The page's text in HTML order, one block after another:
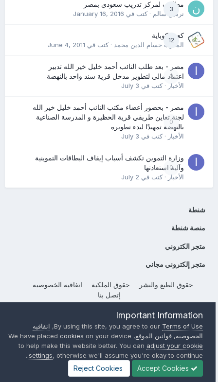
3
مطلوب لمركز تدريب سعودى بمصر
نرمين سالم· كتب في January 16, 2016
12
كعب كوباية
المدرب حسام الدين محمد· كتب في June 4, 2011
0
مصر - بعد طلب النائب أحمد خليل خير الله تدبير
اعتماد مالي لتطوير مدخل قرية سند واحد بالنهضة
الأخبار· كتب في July 3
0
مصر - بحضور أعضاء مكتب النائب أحمد خليل خير الله
لجنة تعاين طريقي قرية الحظيرة و المدرسة الصناعية
بالنهضة تمهيدًا لبدء تطويره
الأخبار· كتب في July 3
0
وزارة التموين تكشف أسباب إيقاف البطاقات التموينية
وآلية استعادتها
الأخبار· كتب في July 2
شنطة
منصة شنطة
متجر الكتروني
متجر إلكتروني مجاني
حقوق الطبع والنشر حقوق الملكية
اتفاقيه الخصوصيه
إتصل بنا
Important Information
By using this site, you agree to ourTerms of Use
, اتفاقيه
الخصوصيه, قوانين الموقع, We have placed
cookies on your device
to help make this website better. You canadjust your cookie
settings , otherwise we'll assume you're okay to continue..
Accept Cookies